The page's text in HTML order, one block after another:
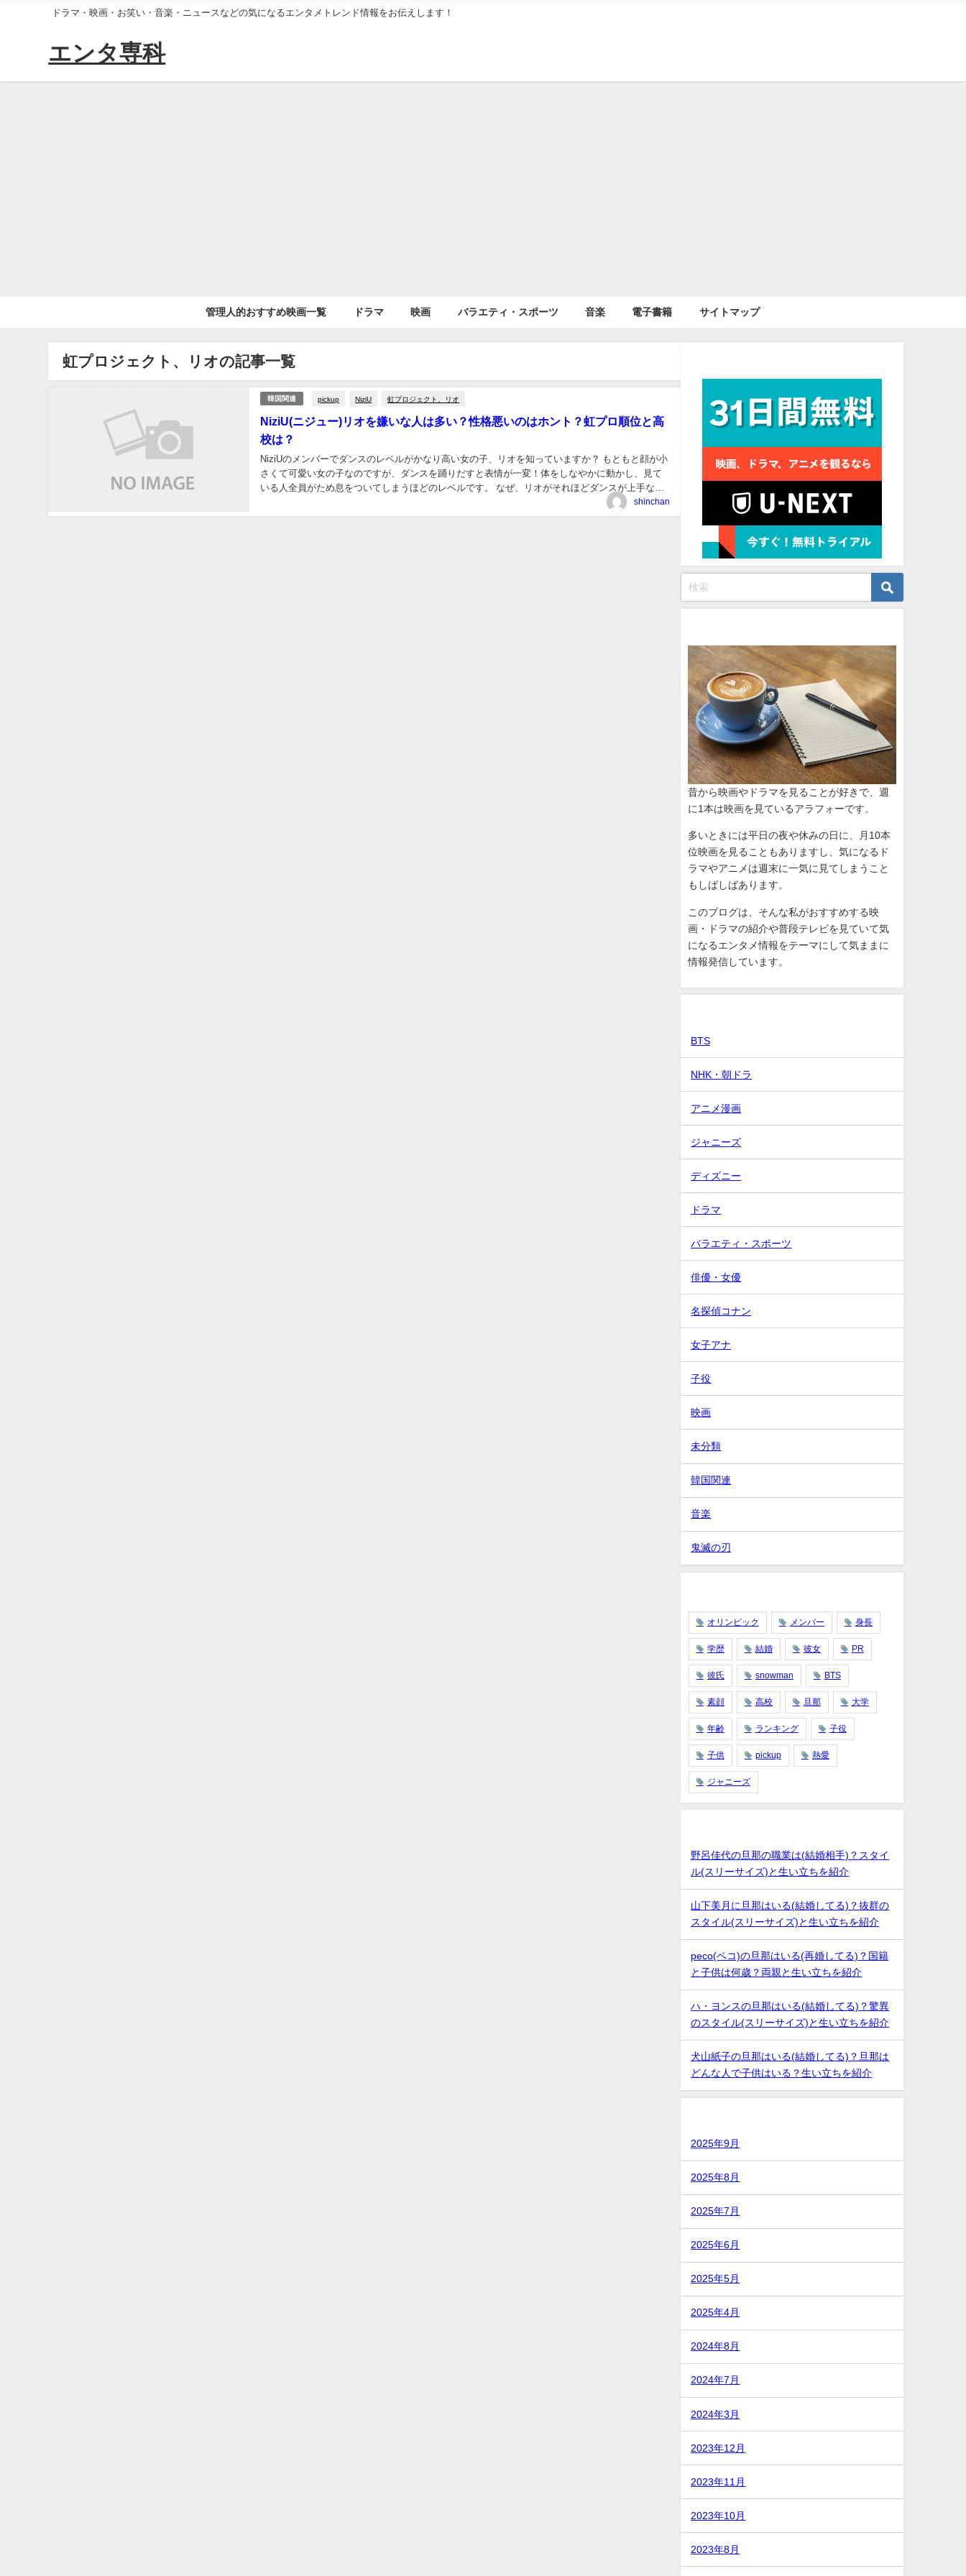
ドラマ・映画・お笑い・音楽・ニュースなどの気になるエンタメトレンド情報をお伝えします！
エンタ専科
管理人的おすすめ映画一覧 ドラマ 映画 バラエティ・スポーツ 音楽 電子書籍 サイトマップ
虹プロジェクト、リオの記事一覧
韓国関連 pickup NiziU 虹プロジェクト、リオ
NiziU(ニジュー)リオを嫌いな人は多い？性格悪いのはホント？虹プロ順位と高
校は？
NiziUのメンバーでダンスのレベルがかなり高い女の子、リオを知っていますか？ もともと顔が小
さくて可愛い女の子なのですが、ダンスを踊りだすと表情が一変！体をしなやかに動かし、見て
いる人全員がため息をついてしまうほどのレベルです。 なぜ、リオがそれほどダンスが上手なの
shinchan
昔から映画やドラマを見ることが好きで、週
に1本は映画を見ているアラフォーです。
多いときには平日の夜や休みの日に、月10本
位映画を見ることもありますし、気になるド
ラマやアニメは週末に一気に見てしまうこと
もしばしばあります。
このブログは、そんな私がおすすめする映
画・ドラマの紹介や普段テレビを見ていて気
になるエンタメ情報をテーマにして気ままに
情報発信しています。
BTS
NHK・朝ドラ
アニメ漫画
ジャニーズ
ディズニー
ドラマ
バラエティ・スポーツ
俳優・女優
名探偵コナン
女子アナ
子役
映画
未分類
韓国関連
音楽
鬼滅の刃
オリンピック メンバー 身長
学歴 結婚 彼女 PR
彼氏 snowman BTS
素顔 高校 旦那 大学
年齢 ランキング 子役
子供 pickup 熱愛
ジャニーズ
野呂佳代の旦那の職業は(結婚相手)？スタイ
ル(スリーサイズ)と生い立ちを紹介
山下美月に旦那はいる(結婚してる)？抜群の
スタイル(スリーサイズ)と生い立ちを紹介
peco(ペコ)の旦那はいる(再婚してる)？国籍
と子供は何歳？両親と生い立ちを紹介
ハ・ヨンスの旦那はいる(結婚してる)？驚異
のスタイル(スリーサイズ)と生い立ちを紹介
犬山紙子の旦那はいる(結婚してる)？旦那は
どんな人で子供はいる？生い立ちを紹介
2025年9月
2025年8月
2025年7月
2025年6月
2025年5月
2025年4月
2024年8月
2024年7月
2024年3月
2023年12月
2023年11月
2023年10月
2023年8月